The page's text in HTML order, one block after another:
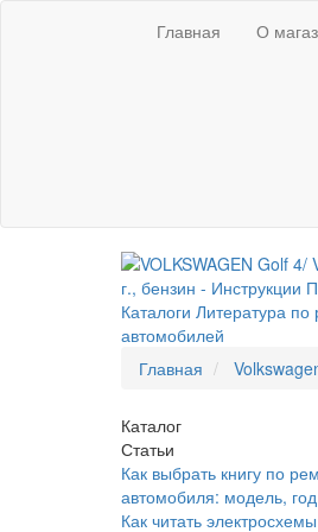
Главная О
Главная
Каталог
Статьи
Как выбрать книгу по
автомобиля: модель,
Как читать